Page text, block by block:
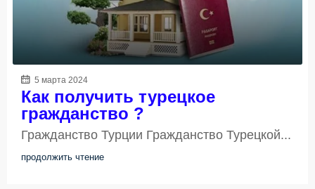
5 марта 2024
Как получить турецкое
гражданство ?
Гражданство Турции Гражданство Турецкой...
продолжить чтение